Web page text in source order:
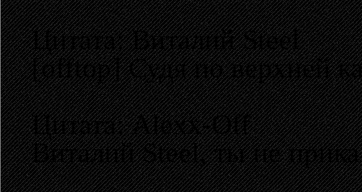
Цитата: Виталий Steel
[offtop] Судя по верхней
Цитата: Alexx-Off
Виталий Steel, ты не